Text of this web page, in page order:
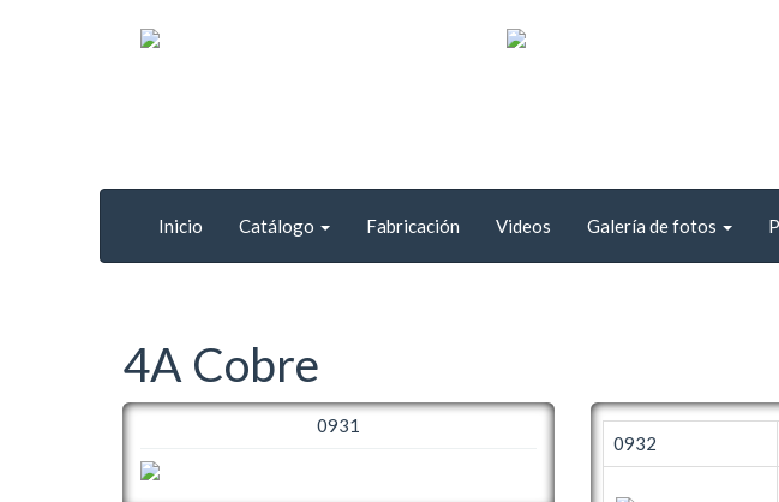
Inicio Catálogo Fabricación Videos Galería de fotos
4A Cobre
0931
0932